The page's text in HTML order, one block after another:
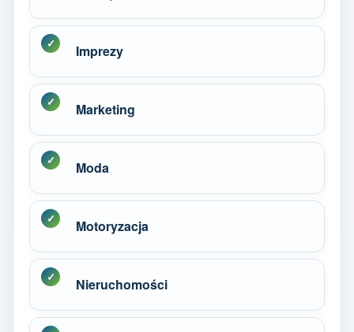
Imprezy
Marketing
Moda
Motoryzacja
Nieruchomości